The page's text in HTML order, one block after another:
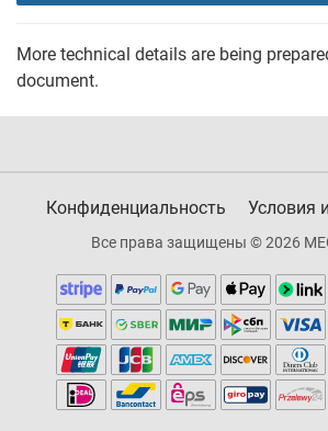
More technical details are being
document.
Конфиденциальность Условия
Все права защищены © 2026